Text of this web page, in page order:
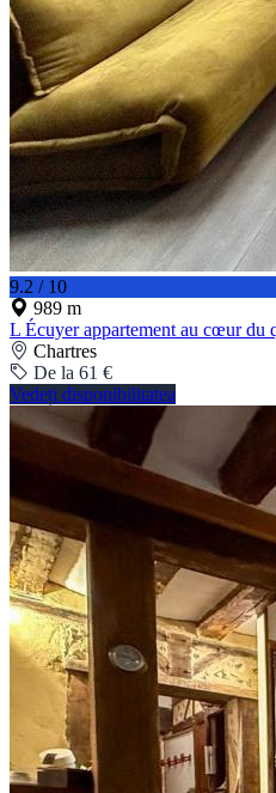
9.2 / 10
989 m
L Écuyer appartement au cœur du
Chartres
De la 61 €
Vedeți disponibilitatea